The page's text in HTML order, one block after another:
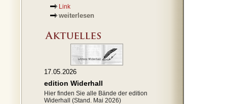
Link
weiterlesen
17.05.2026
edition Widerhall
Hier finden Sie alle Bände der edition
Widerhall (Stand. Mai 2026)